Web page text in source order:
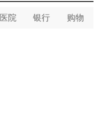
医院 银行 购物